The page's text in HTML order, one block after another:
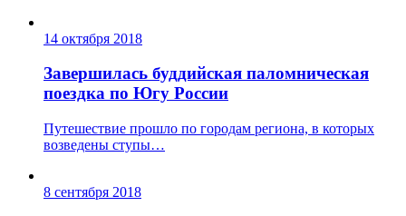
14 октября 2018
Завершилась буддийская паломническая
поездка по Югу России
Путешествие прошло по городам региона, в которых
возведены ступы…
8 сентября 2018